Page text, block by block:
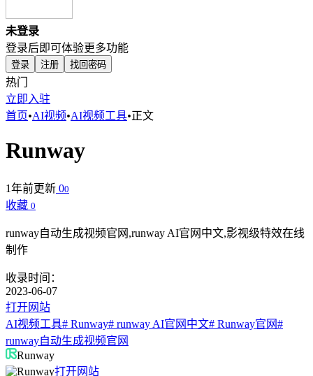
未登录
登录后即可体验更多功能
登录 注册 找回密码
热门
立即入驻
首页•AI视频•AI视频工具•正文
Runway
1年前更新 00
收藏 0
runway自动生成视频官网,runway AI官网中文,影视级特效在线
制作
收录时间：
2023-06-07
打开网站
AI视频工具# Runway# runway AI官网中文# Runway官网#
runway自动生成视频官网
Runway
打开网站